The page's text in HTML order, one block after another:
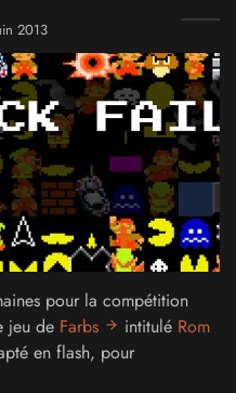
2013
pour la compétition
jeu de Farbs intitulé Rom
en flash, pour